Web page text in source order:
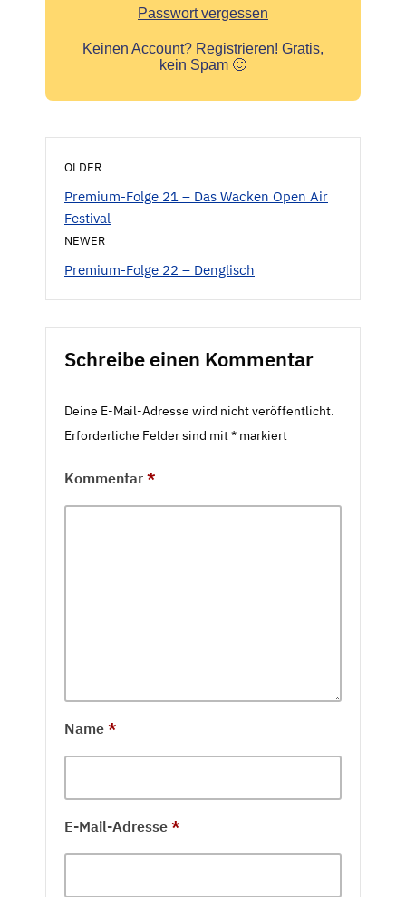
Passwort vergessen
Keinen Account? Registrieren! Gratis,
kein Spam 🙂
OLDER
Premium-Folge 21 – Das Wacken Open Air
Festival
NEWER
Premium-Folge 22 – Denglisch
Schreibe einen Kommentar
Deine E-Mail-Adresse wird nicht veröffentlicht.
Erforderliche Felder sind mit* markiert
Kommentar *
Name *
E-Mail-Adresse *